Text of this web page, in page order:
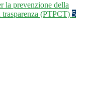
la prevenzione della
(PTPCT) 5